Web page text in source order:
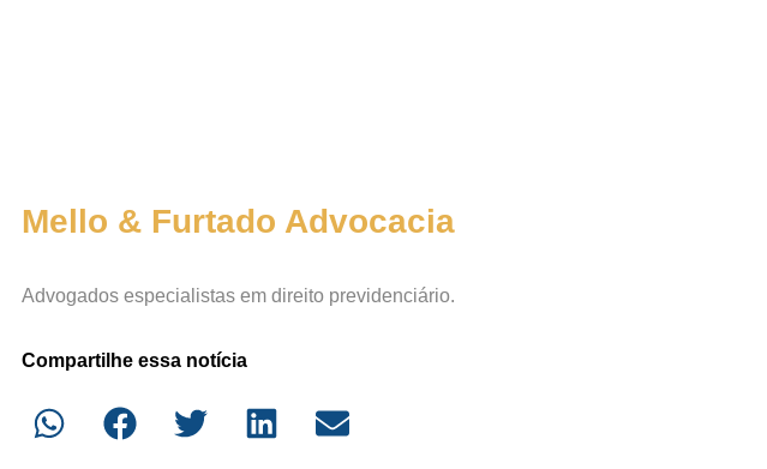
Mello & Furtado Advocacia
Advogados especialistas em direito previdenciário.
Compartilhe essa notícia